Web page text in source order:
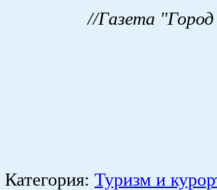
//Газета "Город
Категория: Туризм и